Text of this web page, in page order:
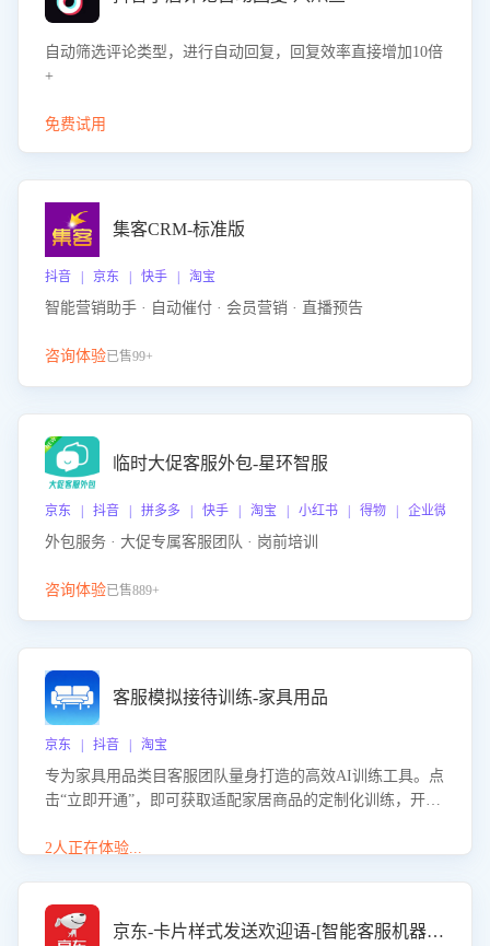
自动筛选评论类型，进行自动回复，回复效率直接增加10倍
+
免费试用
集客CRM-标准版
抖音 | 京东 | 快手 | 淘宝
智能营销助手 · 自动催付 · 会员营销 · 直播预告
咨询体验已售99+
临时大促客服外包-星环智服
京东 | 抖音 | 拼多多 | 快手 | 淘宝 | 小红书 | 得物 | 企业微信
外包服务 · 大促专属客服团队 · 岗前培训
咨询体验已售889+
客服模拟接待训练-家具用品
京东 | 抖音 | 淘宝
专为家具用品类目客服团队量身打造的高效AI训练工具。点
击“立即开通”，即可获取适配家居商品的定制化训练，开启
能、尺寸参数咨询等高频场景下的专业应对能力。
2人正在体验...
京东-卡片样式发送欢迎语-[智能客服机器人]